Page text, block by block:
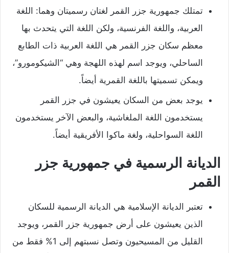
تمتلك جمهورية جزر القمر لغتان رسميتان وهما: اللغة
العربية، واللغة الفرنسية، ولكن اللغة التي يتحدث بها
معظم سكان جزر القمر هي اللغة العربية ذات الطابع
الساحلي، ويوجد اسم لهذه اللهجة وهي “الشيكومورو”،
ويمكن تسميتها باللغة القمرية أيضاً.
يوجد بعض من السكان يعيشون في جزر القمر
يستخدمون اللغة الملغاشية، والبعض الآخر يستخدمون
اللغة السواحلية، ولغة ماكوا الأفريقية أيضاً.
الديانة الرسمية في جمهورية جزر
القمر
تعتبر الديانة الإسلامية هي الديانة الرسمية للسكان
الذين يعيشون على أرض جمهورية جزر القمر، ويوجد
القليل من المسيحيون وتصل نسبتهم إلى 1% فقط من